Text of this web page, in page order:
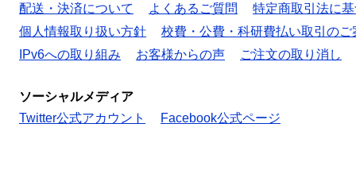
配送・決済について
よくあるご質問
特定商取引法に
個人情報取り扱い方針
校費・公費・科研費払い取引のご
IPv6への取り組み
お客様からの声 ご注文の取り消し
ソーシャルメディア
Twitter公式アカウント
Facebook公式ページ